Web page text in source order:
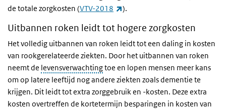
de totale zorgkosten (VTV-2018 (externe link)
).
Uitbannen roken leidt tot hogere zorgkosten
Het volledig uitbannen van roken leidt tot een daling in kosten
van rookgerelateerde ziekten. Door het uitbannen van roken
neemt de levensverwachtingtoe en lopen mensen meer kans
om op latere leeftijd nog andere ziekten zoals dementie te
krijgen. Dit leidt tot extra zorggebruik en -kosten. Deze extra
kosten overtreffen de kortetermijn besparingen in kosten van